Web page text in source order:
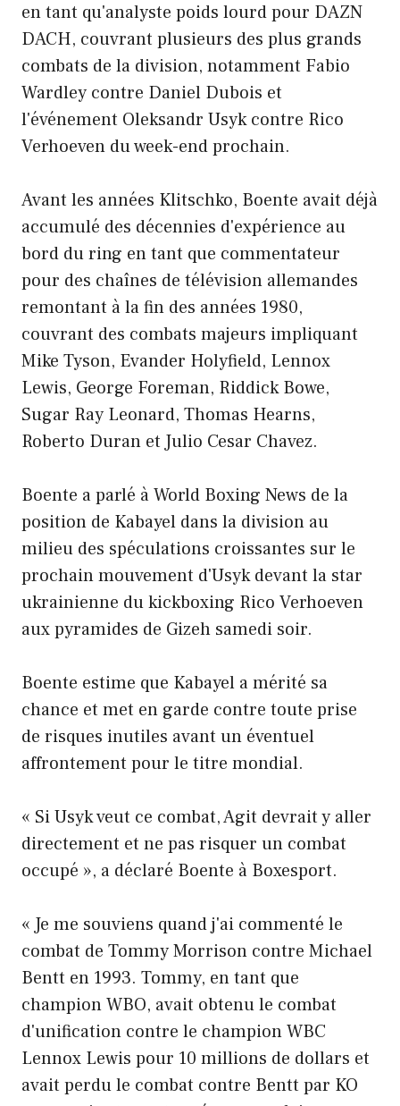
en tant qu'analyste poids lourd pour DAZN
DACH, couvrant plusieurs des plus grands
combats de la division, notamment Fabio
Wardley contre Daniel Dubois et
l'événement Oleksandr Usyk contre Rico
Verhoeven du week-end prochain.
Avant les années Klitschko, Boente avait déjà
accumulé des décennies d'expérience au
bord du ring en tant que commentateur
pour des chaînes de télévision allemandes
remontant à la fin des années 1980,
couvrant des combats majeurs impliquant
Mike Tyson, Evander Holyfield, Lennox
Lewis, George Foreman, Riddick Bowe,
Sugar Ray Leonard, Thomas Hearns,
Roberto Duran et Julio Cesar Chavez.
Boente a parlé à World Boxing News de la
position de Kabayel dans la division au
milieu des spéculations croissantes sur le
prochain mouvement d'Usyk devant la star
ukrainienne du kickboxing Rico Verhoeven
aux pyramides de Gizeh samedi soir.
Boente estime que Kabayel a mérité sa
chance et met en garde contre toute prise
de risques inutiles avant un éventuel
affrontement pour le titre mondial.
« Si Usyk veut ce combat, Agit devrait y aller
directement et ne pas risquer un combat
occupé », a déclaré Boente à Boxesport.
« Je me souviens quand j'ai commenté le
combat de Tommy Morrison contre Michael
Bentt en 1993. Tommy, en tant que
champion WBO, avait obtenu le combat
d'unification contre le champion WBC
Lennox Lewis pour 10 millions de dollars et
avait perdu le combat contre Bentt par KO